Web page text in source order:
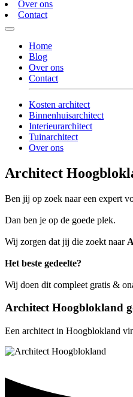
Over ons
Contact
Home
Blog
Over ons
Contact
Kosten architect
Binnenhuisarchitect
Interieurarchitect
Tuinarchitect
Over ons
Architect
Ben jij op zoek naar een expert
Dan ben je op de goede plek.
Wij zorgen dat jij die zoekt naar
Het beste gedeelte?
Wij doen dit compleet gratis &
Architect Hoogblokland
Een architect in Hoogblokland